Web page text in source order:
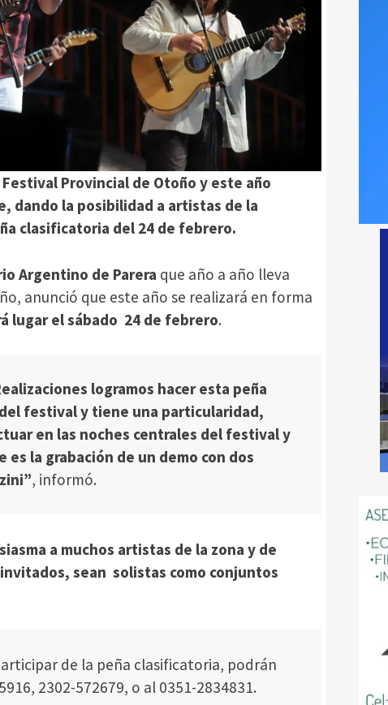
Provincial de Otoño y este año
dando la posibilidad a artistas de la
clasificatoria del 24 de febrero.
Argentino de Parera que año a año lleva
anunció que este año se realizará en forma
lugar el sábado 24 de febrero.
logramos hacer esta peña
festival y tiene una particularidad,
en las noches centrales del festival y
la grabación de un demo con dos
, informó.
a muchos artistas de la zona y de
sean solistas como conjuntos
de la peña clasificatoria, podrán
2302-572679, o al 0351-2834831.